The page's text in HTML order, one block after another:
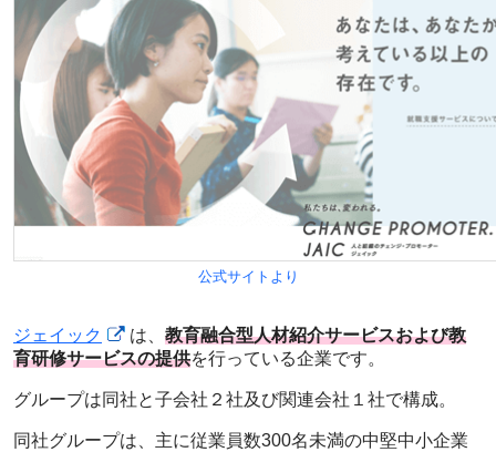
公式サイトより
ジェイック は、 教育融合型人材紹介サービスおよび教
育研修サービスの提供を行っている企業です。
グループは同社と子会社２社及び関連会社１社で構成。
同社グループは、主に従業員数300名未満の中堅中小企業